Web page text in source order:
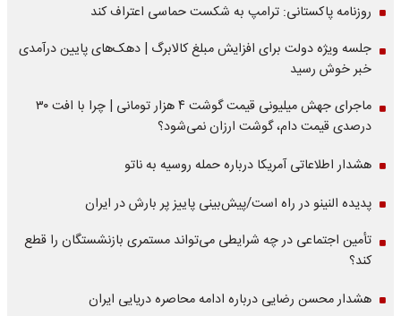
روزنامه پاکستانی: ترامپ به شکست حماسی اعتراف کند
جلسه ویژه دولت برای افزایش مبلغ کالابرگ | دهک‌های پایین درآمدی
خبر خوش رسید
ماجرای جهش میلیونی قیمت گوشت ۴ هزار تومانی | چرا با افت ۳۰
درصدی قیمت دام، گوشت ارزان نمی‌شود؟
هشدار اطلاعاتی آمریکا درباره حمله روسیه به ناتو
پدیده النینو در راه است/پیش‌بینی پاییز پر بارش در ایران
تأمین اجتماعی در چه شرایطی می‌تواند مستمری بازنشستگان را قطع
کند؟
هشدار محسن رضایی درباره ادامه محاصره دریایی ایران